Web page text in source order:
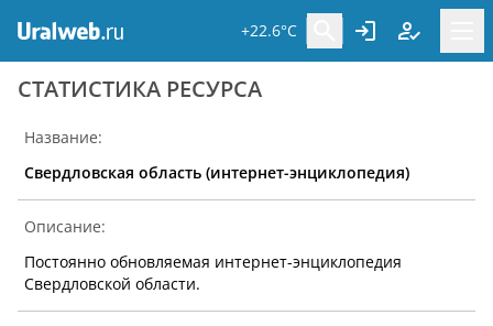
+22.6°C
CТАТИСТИКА РЕСУРСА
Название:
Свердловская область (интернет-энциклопедия)
Описание:
Постоянно обновляемая интернет-энциклопедия
Свердловской области.